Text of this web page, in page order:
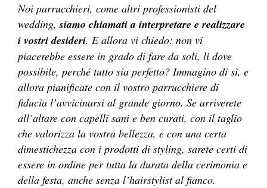
Noi parrucchieri, come altri professionisti del
wedding,siamo chiamati a interpretare e realizzare
i vostri desideri. E allora vi chiedo: non vi
piacerebbe essere in grado di fare da soli, lì dove
possibile, perché tutto sia perfetto? Immagino di sì, e
allora pianificate con il vostro parrucchiere di
fiducia l’avvicinarsi al grande giorno. Se arriverete
all’altare con capelli sani e ben curati, con il taglio
che valorizza la vostra bellezza, e con una certa
dimestichezza con i prodotti di styling, sarete certi di
essere in ordine per tutta la durata della cerimonia e
della festa, anche senza l’hairstylist al fianco.